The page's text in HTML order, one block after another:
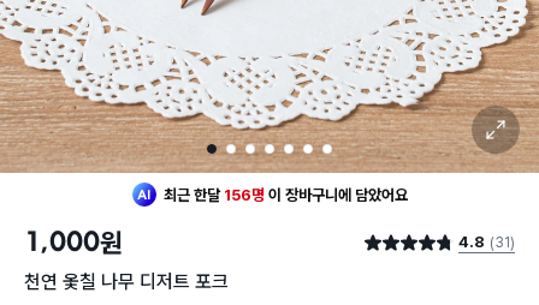
1 2 3 4 5 6 7
확대 보기
최근 한달156명이장바구니에 담았어요
20대 여성이 가장 많이구매했어요
구매했어요
1,000원 별점 4.8점 4.8 (31)
천연 옻칠 나무 디저트 포크